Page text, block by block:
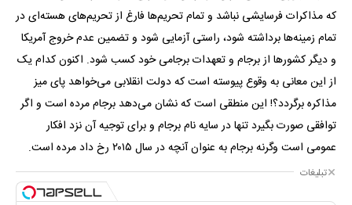
که مذاکرات فرسایشی نباشد و تمام تحریم‌ها فارغ از تحریم‌های هسته‌ای در
تمام زمینه‌ها برداشته شود، راستی آزمایی شود و تضمین عدم خروج آمریکا
و دیگر کشور‌ها از برجام و تعهدات برجامی خود کسب شود. اکنون کدام یک
از این معانی به وقوع پیوسته است که دولت انقلابی می‌خواهد پای میز
مذاکره برگردد؟! این منطقی است که نشان می‌دهد برجام مرده است و اگر
توافقی صورت بگیرد تنها در سایه نام برجام و برای توجیه آن نزد افکار
عمومی است وگرنه برجام به عنوان آنچه در سال ۲۰۱۵ رخ داد مرده است.
تبلیغات